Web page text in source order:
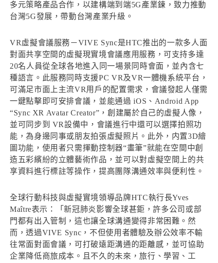
多元策略產品合作，以建構端到端5G產業鍊，致力推動
台灣5G發展，帶動台灣產業升級。
VR虛擬會議服務－VIVE Sync是HTC推出的一款多人面
對面共享空間的虛擬現實境會議應用服務，可支持多達
20名人員從全球各地進入同一場景同時會面，並內含七
種語言。此服務同時支援PC VR及VR一體機系統平台，
可滿足市面上主流VR用戶的配置需求，會議發起人僅需
一鍵點擊即可安排會議，並能通過 iOS、Android App
“Sync XR Avatar Creator”，創建屬於自己的虛擬人像，
並可同步到 VR設備中，會議進行中還可以選擇拍照功
能，為身邊同事或朋友拍張虛擬照片。此外，内置3D繪
圖功能，使用者只需揮動控制器“畫筆”就能在空間中創
造五彩繽紛的立體藝術作品，並可以對虛擬空間上的共
享資料進行標註等操作，提高團隊溝通效率與便利性。
全球行動科技與虛擬實境領導品牌HTC執行長Yves
Maître表示：「新冠肺炎影響全球甚鉅，許多公司或部
門都有出入管制，這也讓全球溝通變得非常困難。然
而，透過VIVE Sync，不但使用者體驗及辦公效率不輸
往常面對面會議，可打破遠距溝通的距離感，並可協助
企業降低商旅成本。且不久的未來，旅行、學習、工